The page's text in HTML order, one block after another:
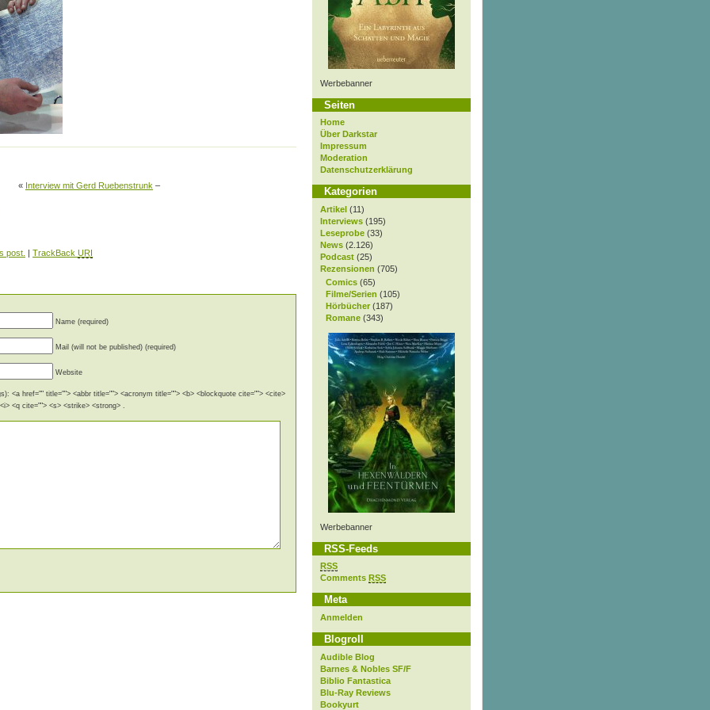
Werbebanner
Seiten
Home
Über Darkstar
Impressum
Moderation
Datenschutzerklärung
Kategorien
Artikel (11)
Interviews (195)
Leseprobe (33)
News (2.126)
Podcast (25)
Rezensionen (705)
Comics (65)
Filme/Serien (105)
Hörbücher (187)
Romane (343)
Werbebanner
RSS-Feeds
RSS
Comments RSS
Meta
Anmelden
Blogroll
Audible Blog
Barnes & Nobles SF/F
Biblio Fantastica
Blu-Ray Reviews
Bookyurt
« Interview mit Gerd Ruebenstrunk –
post. | TrackBack URI
Name (required)
Mail (will not be published) (required)
Website
<a href="" title=""> <abbr title=""> <acronym title=""> <b> <blockquote cite=""> <cite>
<q cite=""> <s> <strike> <strong> .